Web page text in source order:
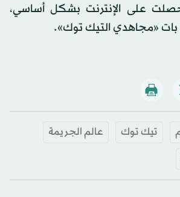
على الإنترنت بشكل أساسي،
بات «مجاهدي التيك توك».
تيك توك
عالم الجريمة